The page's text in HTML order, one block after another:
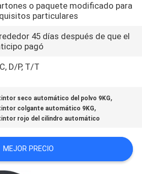
o paquete modificado para
particulares
45 días después de que el
pagó
D/P, T/T
seco automático del polvo 9KG,
colgante automático 9KG,
rojo del cilindro automático
MEJOR PRECIO